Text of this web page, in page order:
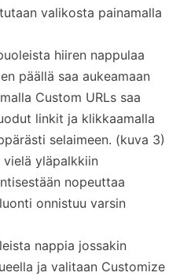
valikosta painamalla
hiiren nappulaa
päällä saa aukeamaan
Custom URLs saa
linkit ja klikkaamalla
selaimeen. (kuva 3)
yläpalkkiin
nopeuttaa
onnistuu varsin
nappia jossakin
ja valitaan Customize